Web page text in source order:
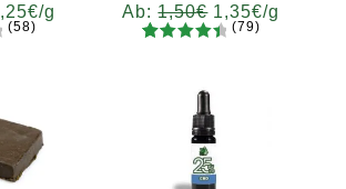
€/g
(58)
Ab:1,50€ 1,35€/g
von 5,
basieren
d auf
Kundenb
(79)